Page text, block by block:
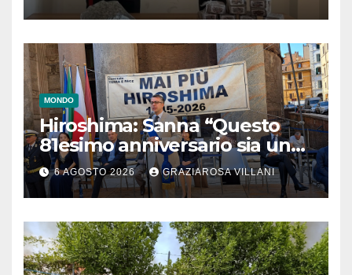
MONDO
Hiroshima: Sanna “Questo
81esimo anniversario sia un
monito per tutti”
6 AGOSTO 2026 GRAZIAROSA VILLANI